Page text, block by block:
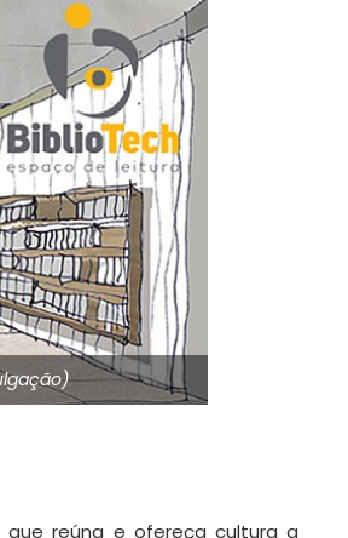
reúna e ofereça cultura a